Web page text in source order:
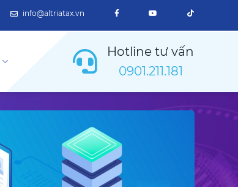
info@altriatax.vn
Hotline tư vấn
0901.211.181